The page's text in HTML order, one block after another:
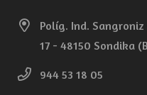
Políg. Ind.
17 - 48150 Sondika
944 53 18 05